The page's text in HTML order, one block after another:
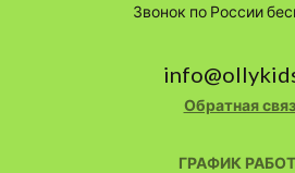
Звонок по России
Обратная
ГРАФИК